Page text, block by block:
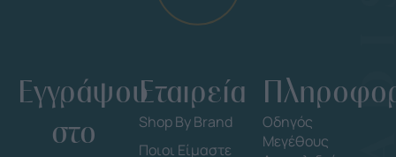
Εγγράψου
στο
Εταιρεία
Shop By Brand
Ποιοι Είμαστε
Οδηγός
Μεγέθους